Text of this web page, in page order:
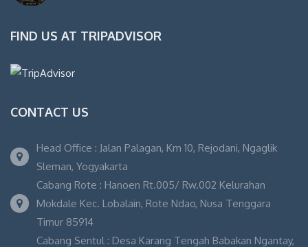
FIND US AT TRIPADVISOR
CONTACT US
Head Office : Jalan Palagan, Km 10, Rejodani, Ngaglik
Sleman, Yogyakarta
Cabang Rote : Hanoen Rt.005/ Rw.002 Kelurahan
Mokdale Kec. Lobalain, Rote Ndao, Nusa Tenggara
Timur 85914
Cabang Sentul : Desa Karang Tengah Babakan Ngantay,